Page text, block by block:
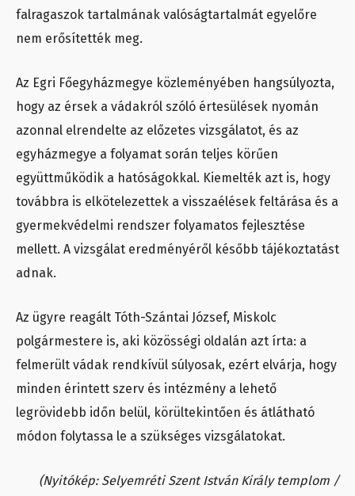
falragaszok tartalmának valóságtartalmát egyelőre
nem erősítették meg.
Az Egri Főegyházmegye közleményében hangsúlyozta,
hogy az érsek a vádakról szóló értesülések nyomán
azonnal elrendelte az előzetes vizsgálatot, és az
egyházmegye a folyamat során teljes körűen
együttműködik a hatóságokkal. Kiemelték azt is, hogy
továbbra is elkötelezettek a visszaélések feltárása és a
gyermekvédelmi rendszer folyamatos fejlesztése
mellett. A vizsgálat eredményéről később tájékoztatást
adnak.
Az ügyre reagált Tóth-Szántai József, Miskolc
polgármestere is, aki közösségi oldalán azt írta: a
felmerült vádak rendkívül súlyosak, ezért elvárja, hogy
minden érintett szerv és intézmény a lehető
legrövidebb időn belül, körültekintően és átlátható
módon folytassa le a szükséges vizsgálatokat.
(Nyitókép: Selyemréti Szent István Király templom /